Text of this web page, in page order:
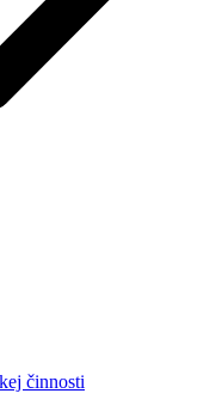
činnosti